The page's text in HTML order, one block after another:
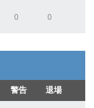
0 0
警告 退場